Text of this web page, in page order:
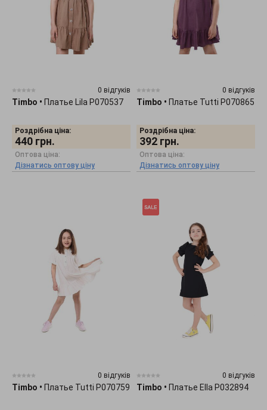
0 відгуків
Timbo • Платье Lila P070537
Роздрібна ціна:
440 грн.
Оптова ціна:
Дізнатись оптову ціну
0 відгуків
Timbo • Платье Tutti P070865
Роздрібна ціна:
392 грн.
Оптова ціна:
Дізнатись оптову ціну
0 відгуків
Timbo • Платье Tutti P070759
0 відгуків
Timbo • Платье Ella P032894